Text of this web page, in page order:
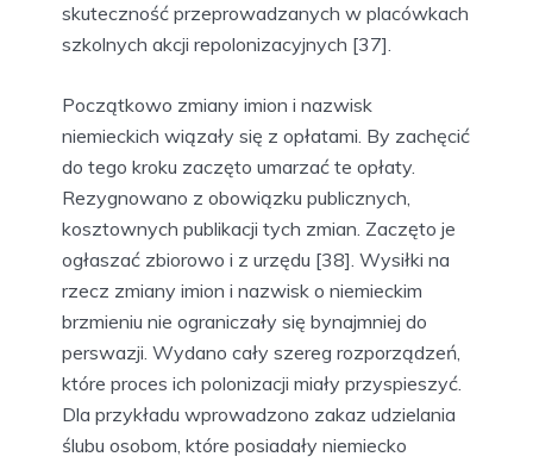
skuteczność przeprowadzanych w placówkach
szkolnych akcji repolonizacyjnych [37].
Początkowo zmiany imion i nazwisk
niemieckich wiązały się z opłatami. By zachęcić
do tego kroku zaczęto umarzać te opłaty.
Rezygnowano z obowiązku publicznych,
kosztownych publikacji tych zmian. Zaczęto je
ogłaszać zbiorowo i z urzędu [38]. Wysiłki na
rzecz zmiany imion i nazwisk o niemieckim
brzmieniu nie ograniczały się bynajmniej do
perswazji. Wydano cały szereg rozporządzeń,
które proces ich polonizacji miały przyspieszyć.
Dla przykładu wprowadzono zakaz udzielania
ślubu osobom, które posiadały niemiecko